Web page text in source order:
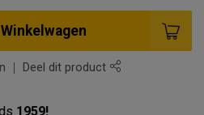
Deel dit product
1959!